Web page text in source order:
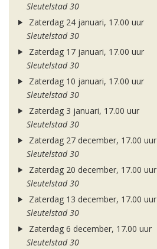
Sleutelstad 30
Zaterdag 24 januari, 17.00 uur
Sleutelstad 30
Zaterdag 17 januari, 17.00 uur
Sleutelstad 30
Zaterdag 10 januari, 17.00 uur
Sleutelstad 30
Zaterdag 3 januari, 17.00 uur
Sleutelstad 30
Zaterdag 27 december, 17.00 uur
Sleutelstad 30
Zaterdag 20 december, 17.00 uur
Sleutelstad 30
Zaterdag 13 december, 17.00 uur
Sleutelstad 30
Zaterdag 6 december, 17.00 uur
Sleutelstad 30